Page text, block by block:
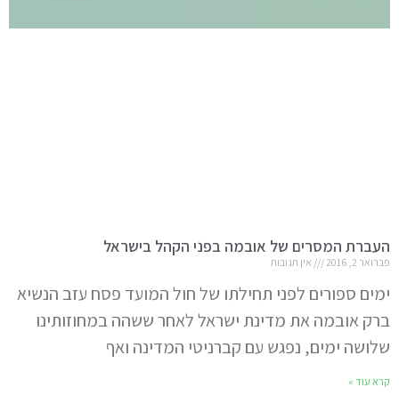
העברת המסרים של אובמה בפני הקהל בישראל
פברואר 2, 2016 אין תגובות
ימים ספורים לפני תחילתו של חול המועד פסח עזב הנשיא
ברק אובמה את מדינת ישראל לאחר ששהה במחוזותינו
שלושה ימים, נפגש עם קברניטי המדינה ואף
קרא עוד »